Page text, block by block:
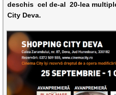
deschis cel de-al 20-lea
City Deva.